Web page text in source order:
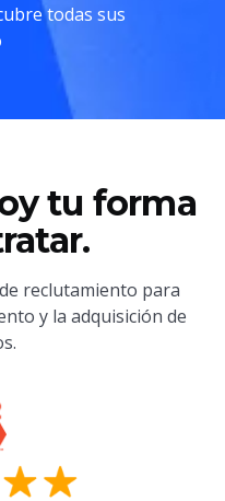
todas sus
tu forma
reclutamiento para
y la adquisición de